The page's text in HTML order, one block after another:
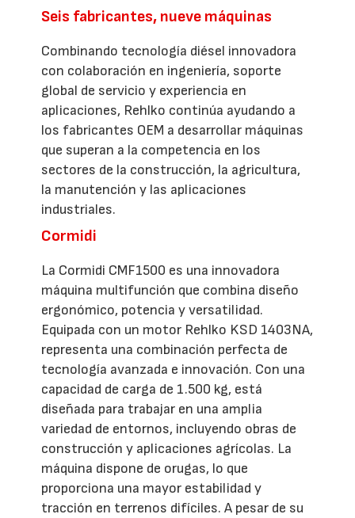
Seis fabricantes, nueve máquinas
Combinando tecnología diésel innovadora
con colaboración en ingeniería, soporte
global de servicio y experiencia en
aplicaciones, Rehlko continúa ayudando a
los fabricantes OEM a desarrollar máquinas
que superan a la competencia en los
sectores de la construcción, la agricultura,
la manutención y las aplicaciones
industriales.
Cormidi
La Cormidi CMF1500 es una innovadora
máquina multifunción que combina diseño
ergonómico, potencia y versatilidad.
Equipada con un motor Rehlko KSD 1403NA,
representa una combinación perfecta de
tecnología avanzada e innovación. Con una
capacidad de carga de 1.500 kg, está
diseñada para trabajar en una amplia
variedad de entornos, incluyendo obras de
construcción y aplicaciones agrícolas. La
máquina dispone de orugas, lo que
proporciona una mayor estabilidad y
tracción en terrenos difíciles. A pesar de su